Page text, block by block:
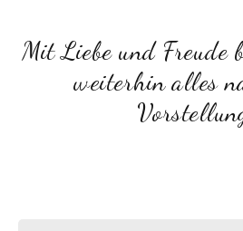
Mit Liebe und Freude
weiterhin alles